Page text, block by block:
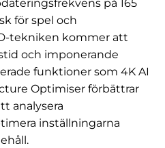
på 165
för spel och
tekniken kommer att
och imponerande
funktioner som 4K AI
Optimiser förbättrar
analysera
inställningarna